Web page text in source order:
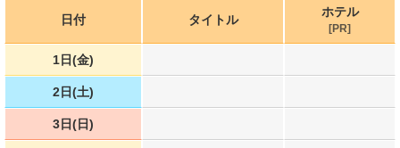
日付 タイトル
ホテル
[PR]
1日(金)
2日(土)
3日(日)